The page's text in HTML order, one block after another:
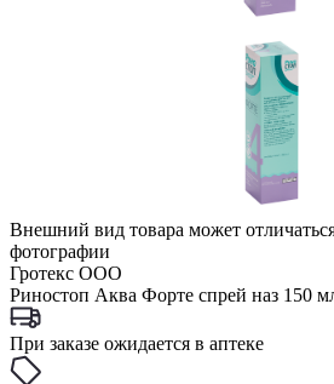
Внешний вид товара может
фотографии
Гротекс ООО
Риностоп Аква Форте спрей наз 150
При заказе ожидается в аптеке